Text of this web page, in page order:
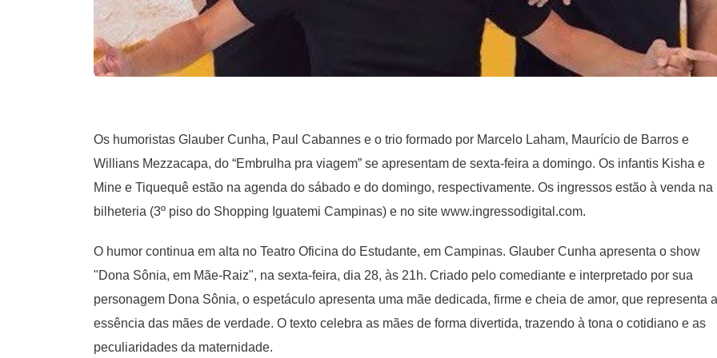
Os humoristas Glauber Cunha, Paul Cabannes e o trio formado por Marcelo Laham, Maurício de Barros e
Willians Mezzacapa, do “Embrulha pra viagem” se apresentam de sexta-feira a domingo. Os infantis Kisha e
Mine e Tiquequê estão na agenda do sábado e do domingo, respectivamente. Os ingressos estão à venda na
bilheteria (3º piso do Shopping Iguatemi Campinas) e no site www.ingressodigital.com.
O humor continua em alta no Teatro Oficina do Estudante, em Campinas. Glauber Cunha apresenta o show
"Dona Sônia, em Mãe-Raiz", na sexta-feira, dia 28, às 21h. Criado pelo comediante e interpretado por sua
personagem Dona Sônia, o espetáculo apresenta uma mãe dedicada, firme e cheia de amor, que representa a
essência das mães de verdade. O texto celebra as mães de forma divertida, trazendo à tona o cotidiano e as
peculiaridades da maternidade.